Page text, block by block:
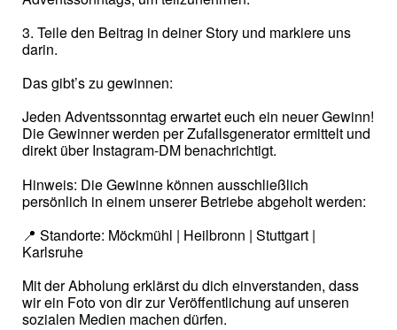
3️. Teile den Beitrag in deiner Story und markiere uns
darin.
Das gibt’s zu gewinnen:
Jeden Adventssonntag erwartet euch ein neuer Gewinn!
Die Gewinner werden per Zufallsgenerator ermittelt und
direkt über Instagram-DM benachrichtigt.
Hinweis: Die Gewinne können ausschließlich
persönlich in einem unserer Betriebe abgeholt werden:
📍 Standorte: Möckmühl | Heilbronn | Stuttgart |
Karlsruhe
Mit der Abholung erklärst du dich einverstanden, dass
wir ein Foto von dir zur Veröffentlichung auf unseren
sozialen Medien machen dürfen.